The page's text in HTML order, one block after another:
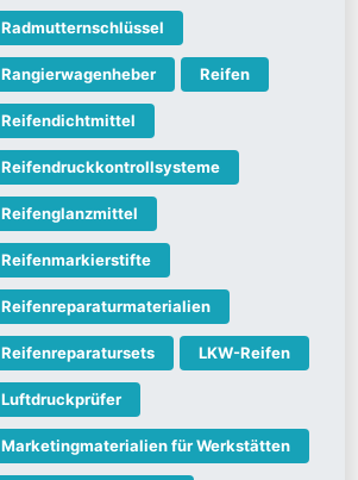
Radmutternschlüssel
Rangierwagenheber Reifen
Reifendichtmittel
Reifendruckkontrollsysteme
Reifenglanzmittel
Reifenmarkierstifte
Reifenreparaturmaterialien
Reifenreparatursets LKW-Reifen
Luftdruckprüfer
Marketingmaterialien für Werkstätten